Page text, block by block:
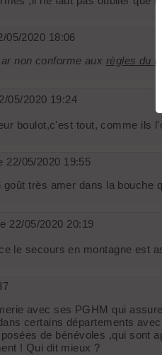
05/2020 18:06
non conforme aux règles du
05/2020 19:24
boulot,c'est tout, comme ils
22/05/2020 19:55
très amer dans la bouche
22/05/2020 20:19
le secours en montagne est
avec ses PGHM qui
certains départements
de bénévoles ,qui sont
! Qui dit mieux ?